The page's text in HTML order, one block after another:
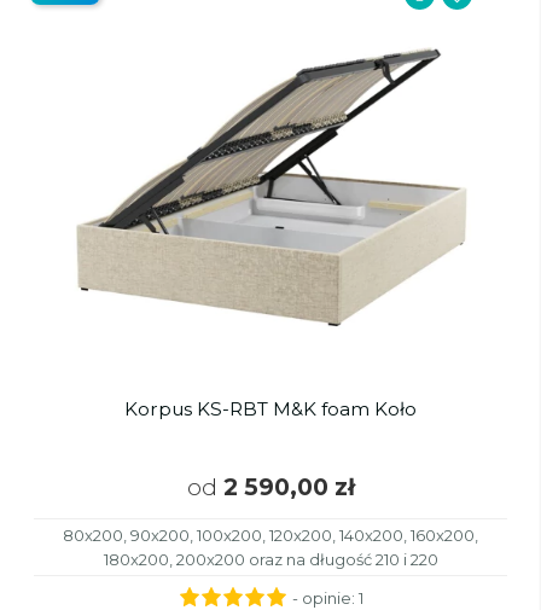
Korpus KS-RBT M&K foam Koło
od 2 590,00 zł
80x200, 90x200, 100x200, 120x200, 140x200, 160x200,
180x200, 200x200 oraz na długość 210 i 220
- opinie: 1